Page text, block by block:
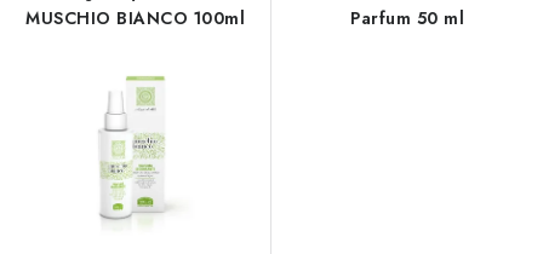
MUSCHIO BIANCO 100ml
Parfum 50 ml